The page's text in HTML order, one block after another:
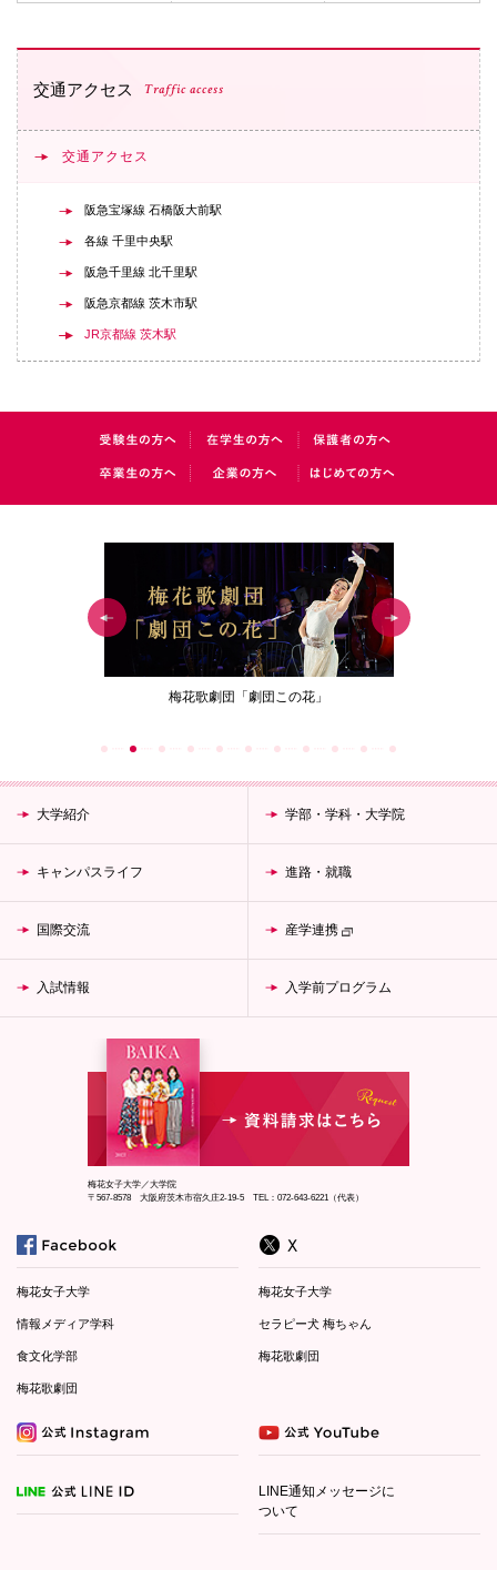
交通アクセス Traffic access
交通アクセス
阪急宝塚線 石橋阪大前駅
各線 千里中央駅
阪急千里線 北千里駅
阪急京都線 茨木市駅
JR京都線 茨木駅
女性が生涯働き続けることのできる資格取得
大学紹介 学部・学科・大学院
キャンパスライフ 進路・就職
国際交流 産学連携
入試情報 入学前プログラム
梅花女子大学／大学院
〒567-8578 大阪府茨木市宿久庄2-19-5 TEL：072-643-6221（代表）
梅花女子大学
情報メディア学科
食文化学部
梅花歌劇団
梅花女子大学
セラピー犬 梅ちゃん
梅花歌劇団
LINE通知メッセージに
ついて